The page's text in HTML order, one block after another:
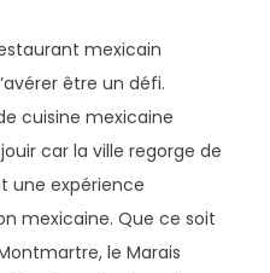
mexicain
être un défi.
cuisine mexicaine
car la ville regorge de
une expérience
mexicaine. Que ce soit
le Marais